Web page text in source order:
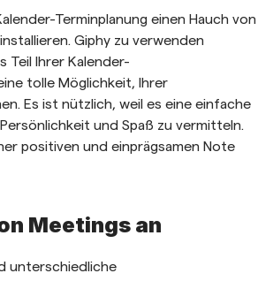
Terminplanung einen Hauch von
Giphy zu verwenden
Teil Ihrer Kalender-
tolle Möglichkeit, Ihrer
Es ist nützlich, weil es eine einfache
und Spaß zu vermitteln.
positiven und einprägsamen Note
Meetings an
unterschiedliche